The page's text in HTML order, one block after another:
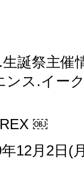
誕祭主催
ス.イー
￼
12月2日(